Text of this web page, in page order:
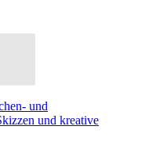
und
und kreative